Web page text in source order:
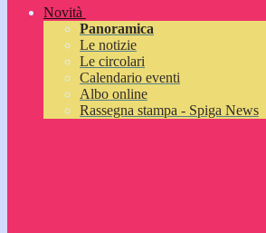
Novità
Panoramica
Le notizie
Le circolari
Calendario eventi
Albo online
Rassegna stampa - Spiga News